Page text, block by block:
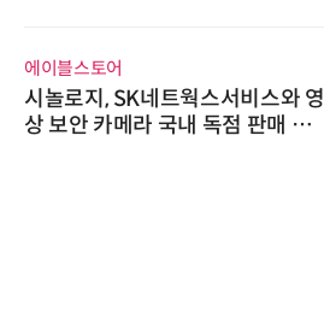
에이블스토어
시놀로지, SK네트웍스서비스와 영
상 보안 카메라 국내 독점 판매 파